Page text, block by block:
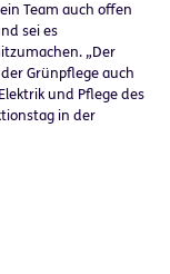
Team auch offen
sei es
„Der
Grünpflege auch
und Pflege des
in der